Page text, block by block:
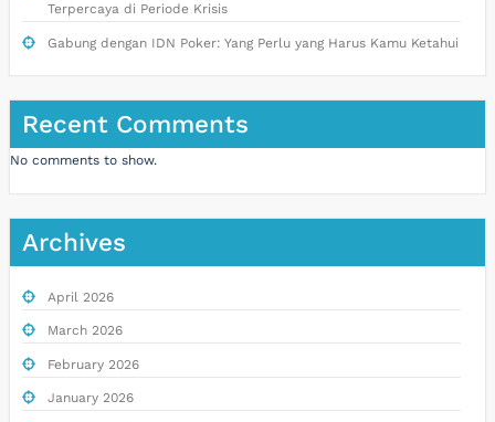
Terpercaya di Periode Krisis
Gabung dengan IDN Poker: Yang Perlu yang Harus Kamu Ketahui
Recent Comments
No comments to show.
Archives
April 2026
March 2026
February 2026
January 2026